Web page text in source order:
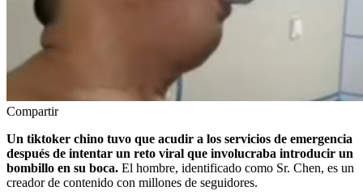
Compartir
Un tiktoker chino tuvo que acudir a los servicios de emergencia
después de intentar un reto viral que involucraba introducir un
bombillo en su boca. El hombre, identificado como Sr. Chen, es un
creador de contenido con millones de seguidores.